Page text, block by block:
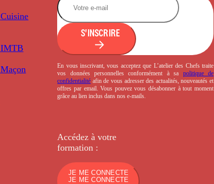
Cuisine
IMTB
Maçon
S'INSCRIRE
En vous inscrivant, vous acceptez que L’atelier des Chefs traite
vos données personnelles conformément à sa politique de
confidentialité afin de vous adresser des actualités, nouveautés et
offres par email. Vous pouvez vous désabonner à tout moment
grâce au lien inclus dans nos e-mails.
Accédez à votre
formation :
JE ME CONNECTE
JE ME CONNECTE